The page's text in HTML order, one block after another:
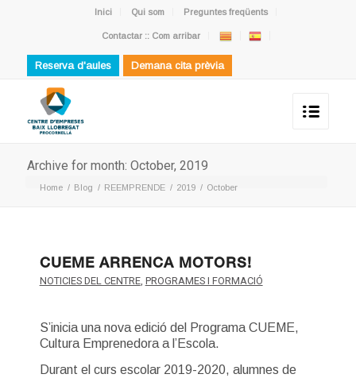
Inici Qui som Preguntes freqüents
Contactar :: Com arribar
Reserva d'aules Demana cita prèvia
Archive for month: October, 2019
Home / Blog / REEMPRENDE / 2019 / October
CUEME ARRENCA MOTORS!
NOTICIES DEL CENTRE, PROGRAMES I FORMACIÓ
S’inicia una nova edició del Programa CUEME,
Cultura Emprenedora a l’Escola.
Durant el curs escolar 2019-2020, alumnes de